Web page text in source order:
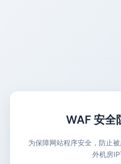
WAF 安全
为保障网站程序安全，防止
外机房